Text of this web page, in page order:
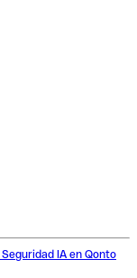
Seguridad IA en Qonto